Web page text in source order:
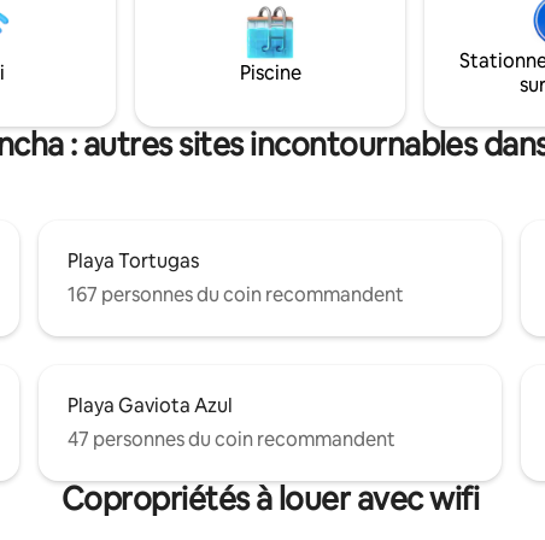
et personnalisé ❤️ Parfait
les vacances et les
inoubliables. ✨ Créez
dont vous vous
massage, support de sol pour
vêtements, défroisseur de
porte-bagages. À quelques pas
nombreux restaurants/clubs
L'ANNÉE, VÉRIFIEZ DONC LE
VOS DATES DE RÉSERVATION**
Piscine
: autres sites incontournables
Playa Tortugas
167 personnes du coin recommandent
Playa Gaviota Azul
47 personnes du coin recommandent
Copropriétés à louer avec wifi